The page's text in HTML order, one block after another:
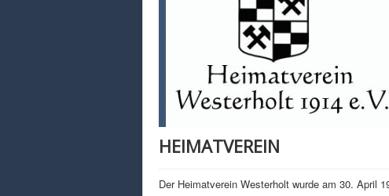
HEIMATVEREIN
Der Heimatverein Westerholt wurde am 30. April